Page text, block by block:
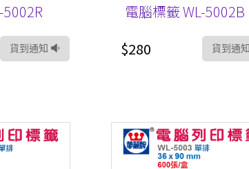
貨到通知
電腦標籤 WL-5002B
$280
貨到通知